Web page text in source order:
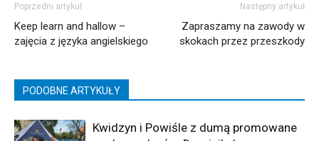
Poprzedni artykuł
Keep learn and hallow –
zajęcia z języka angielskiego
Następny artykuł
Zapraszamy na zawody w
skokach przez przeszkody
PODOBNE ARTYKUŁY
Kwidzyn i Powiśle z dumą promowane